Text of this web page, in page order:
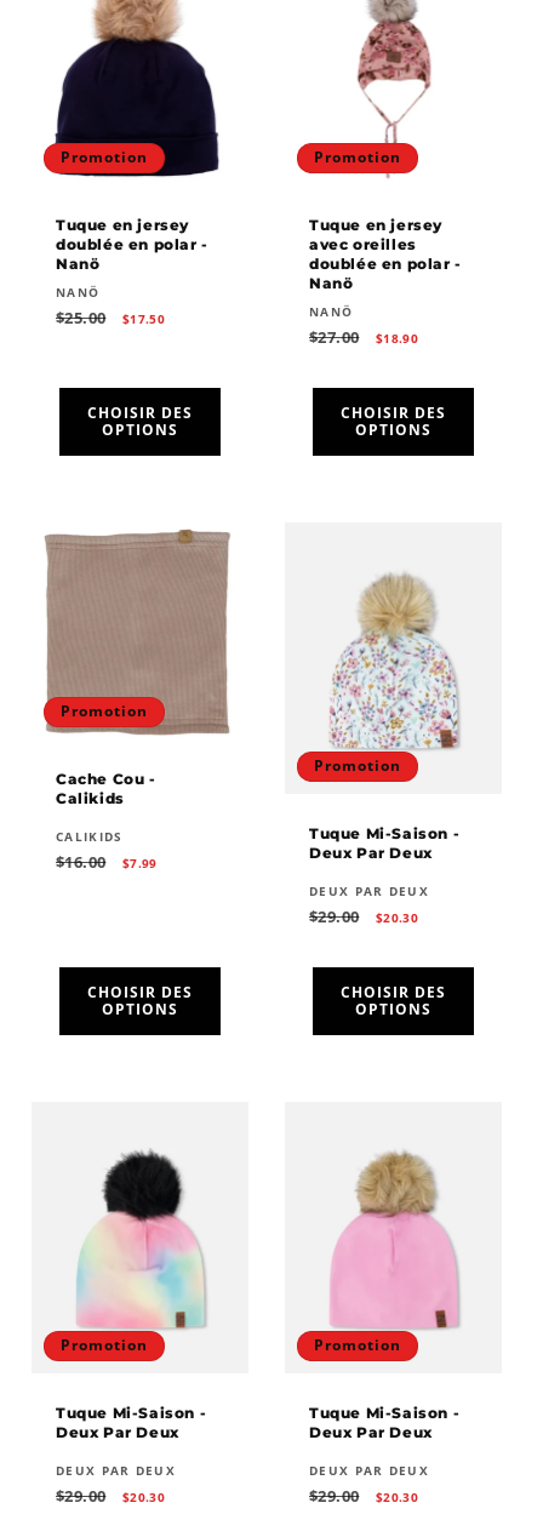
Promotion
Tuque en jersey
doublée en polar -
Nanö
Fournisseur :
NANÖ
Prix
$25.00
Prix
$17.50
CHOISIR DES
OPTIONS
Promotion
Tuque en jersey
avec oreilles
doublée en polar -
Nanö
Fournisseur :
NANÖ
Prix
$27.00
Prix
$18.90
CHOISIR DES
OPTIONS
Promotion
Cache Cou -
Calikids
Fournisseur :
CALIKIDS
Prix
$16.00
Prix
$7.99
CHOISIR DES
OPTIONS
Promotion
Tuque Mi-Saison -
Deux Par Deux
Fournisseur :
DEUX PAR DEUX
Prix
$29.00
Prix
$20.30
CHOISIR DES
OPTIONS
Promotion
Tuque Mi-Saison -
Deux Par Deux
Fournisseur :
DEUX PAR DEUX
Prix
$29.00
Prix
$20.30
Promotion
Tuque Mi-Saison -
Deux Par Deux
Fournisseur :
DEUX PAR DEUX
Prix
$29.00
Prix
$20.30